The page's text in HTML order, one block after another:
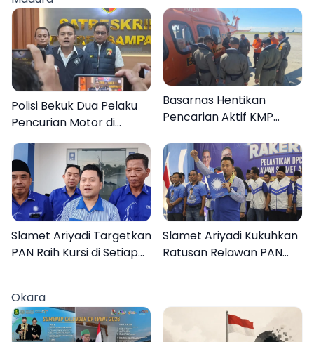
Polisi Bekuk Dua Pelaku
Pencurian Motor di
Bajrasokah Sampang
Basarnas Hentikan
Pencarian Aktif KMP
Orang Masih Hilang
Slamet Ariyadi Targetkan
PAN Raih Kursi di Setiap
Slamet Ariyadi Kukuhkan
Ratusan Relawan PAN
Rakyat
Okara